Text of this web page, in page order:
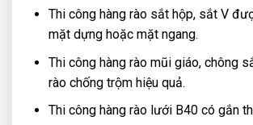
Thi công hàng rào sắt hộp, sắt V
mặt dựng hoặc mặt ngang.
Thi công hàng rào mũi giáo, chông
rào chống trộm hiệu quả.
Thi công hàng rào lưới B40 có gắn